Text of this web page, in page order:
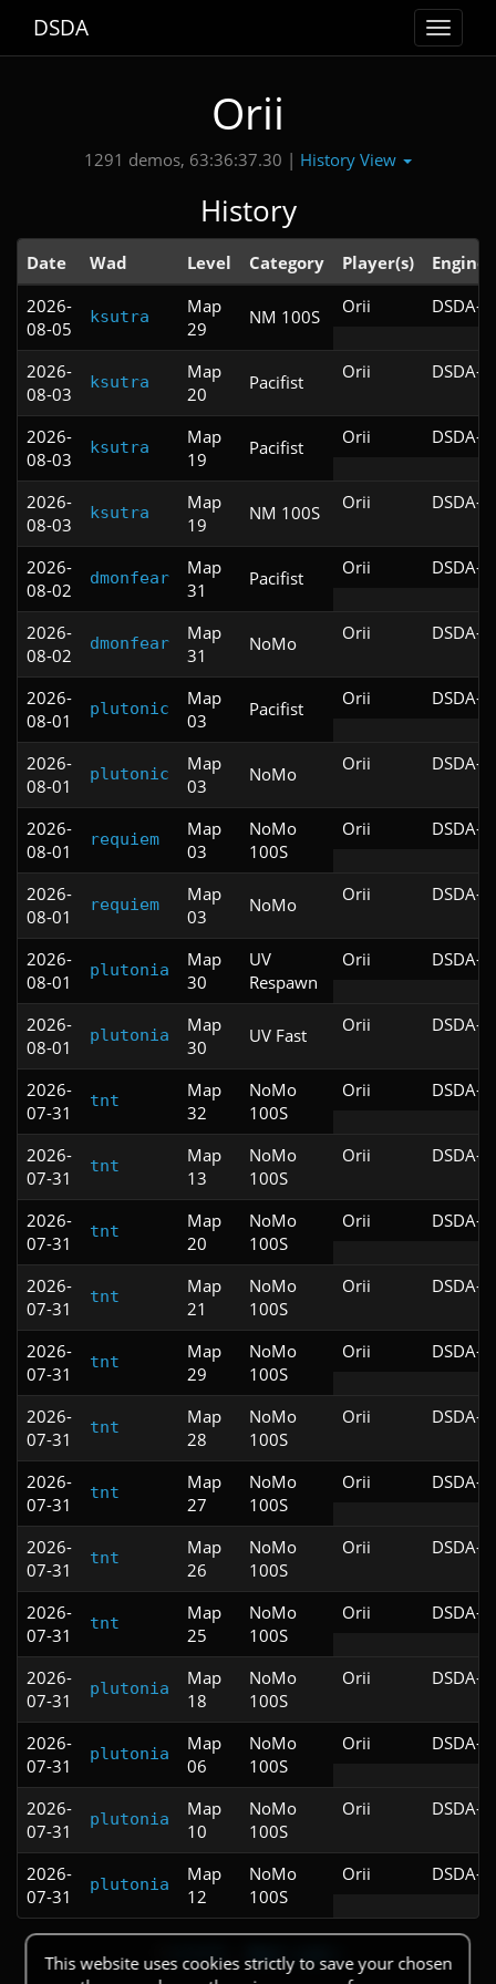
Toggle
DSDA
Orii
1291 demos, 63:36:37.30 | History View
History
Date Wad Level Category Player(s)
Engine
2026-
08-05
ksutra
Map
29
NM 100S Orii DSDA-
2026-
08-03
ksutra
Map
20
Pacifist Orii DSDA-
2026-
08-03
ksutra
Map
19
Pacifist Orii DSDA-
2026-
08-03
ksutra
Map
19
NM 100S Orii DSDA-
2026-
08-02
dmonfear
Map
31
Pacifist Orii DSDA-
2026-
08-02
dmonfear
Map
31
NoMo Orii DSDA-
2026-
08-01
plutonic
Map
03
Pacifist Orii DSDA-
2026-
08-01
plutonic
Map
03
NoMo Orii DSDA-
2026-
08-01
requiem
Map
03
NoMo
100S
Orii DSDA-
2026-
08-01
requiem
Map
03
NoMo Orii DSDA-
2026-
08-01
plutonia
Map
30
UV
Respawn
Orii DSDA-
2026-
08-01
plutonia
Map
30
UV Fast Orii DSDA-
2026-
07-31
tnt
Map
32
NoMo
100S
Orii DSDA-
2026-
07-31
tnt
Map
13
NoMo
100S
Orii DSDA-
2026-
07-31
tnt
Map
20
NoMo
100S
Orii DSDA-
2026-
07-31
tnt
Map
21
NoMo
100S
Orii DSDA-
2026-
07-31
tnt
Map
29
NoMo
100S
Orii DSDA-
2026-
07-31
tnt
Map
28
NoMo
100S
Orii DSDA-
2026-
07-31
tnt
Map
27
NoMo
100S
Orii DSDA-
2026-
07-31
tnt
Map
26
NoMo
100S
Orii DSDA-
2026-
07-31
tnt
Map
25
NoMo
100S
Orii DSDA-
2026-
07-31
plutonia
Map
18
NoMo
100S
Orii DSDA-
2026-
07-31
plutonia
Map
06
NoMo
100S
Orii DSDA-
2026-
07-31
plutonia
Map
10
NoMo
100S
Orii DSDA-
2026-
07-31
plutonia
Map
12
NoMo
100S
Orii DSDA-
5 Next ›
This website uses cookies strictly to save your chosen